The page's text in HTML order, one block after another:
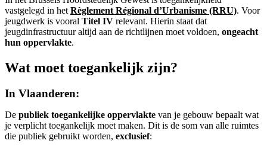
vastgelegd in het Règlement Régional d’Urbanisme (RRU). Voor
jeugdwerk is vooral Titel IV relevant. Hierin staat dat
jeugdinfrastructuur altijd aan de richtlijnen moet voldoen, ongeacht
hun oppervlakte.
Wat moet toegankelijk zijn?
In Vlaanderen:
De publiek toegankelijke oppervlakte van je gebouw bepaalt wat
je verplicht toegankelijk moet maken. Dit is de som van alle ruimtes
die publiek gebruikt worden, exclusief: